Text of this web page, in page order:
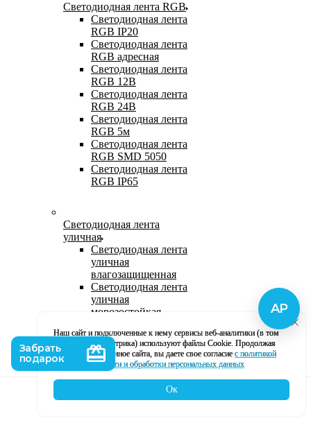
Светодиодная лента RGB
Светодиодная лента
RGB IP20
Светодиодная лента
RGB адресная
Светодиодная лента
RGB 12В
Светодиодная лента
RGB 24В
Светодиодная лента
RGB 5м
Светодиодная лента
RGB SMD 5050
Светодиодная лента
RGB IP65
Светодиодная лента
уличная
Светодиодная лента
уличная
влагозащищенная
Светодиодная лента
уличная
морозостойкая
светодиодная лента
220В
Светодиодная лента
уличная в силиконе
Наш сайт и подключенные к нему сервисы веб-аналитики (в том
числе, Яндекс Метрика) используют файлы Cookie. Продолжая
использование данное сайта, вы даете свое согласие с политикой
кофиденциальности и обработки персональных данных
Ок